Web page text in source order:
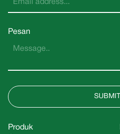
Pesan
SUBMIT
Produk